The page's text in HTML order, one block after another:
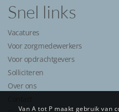
Snel links
Vacatures
Voor zorgmedewerkers
Voor opdrachtgevers
Solliciteren
Over ons
Van A tot P maakt gebruik van